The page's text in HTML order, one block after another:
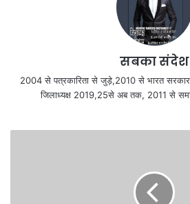
सबका संदेश
2004 से पत्रकारिता से जुड़े,2010 से भारत
जिलाध्यक्ष 2019,25से अब तक, 2011 से